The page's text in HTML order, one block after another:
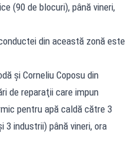
(90 de blocuri), până vineri,
din această zonă este
şi Corneliu Coposu din
de reparaţii care impun
pentru apă caldă către 3
3 industrii) până vineri, ora